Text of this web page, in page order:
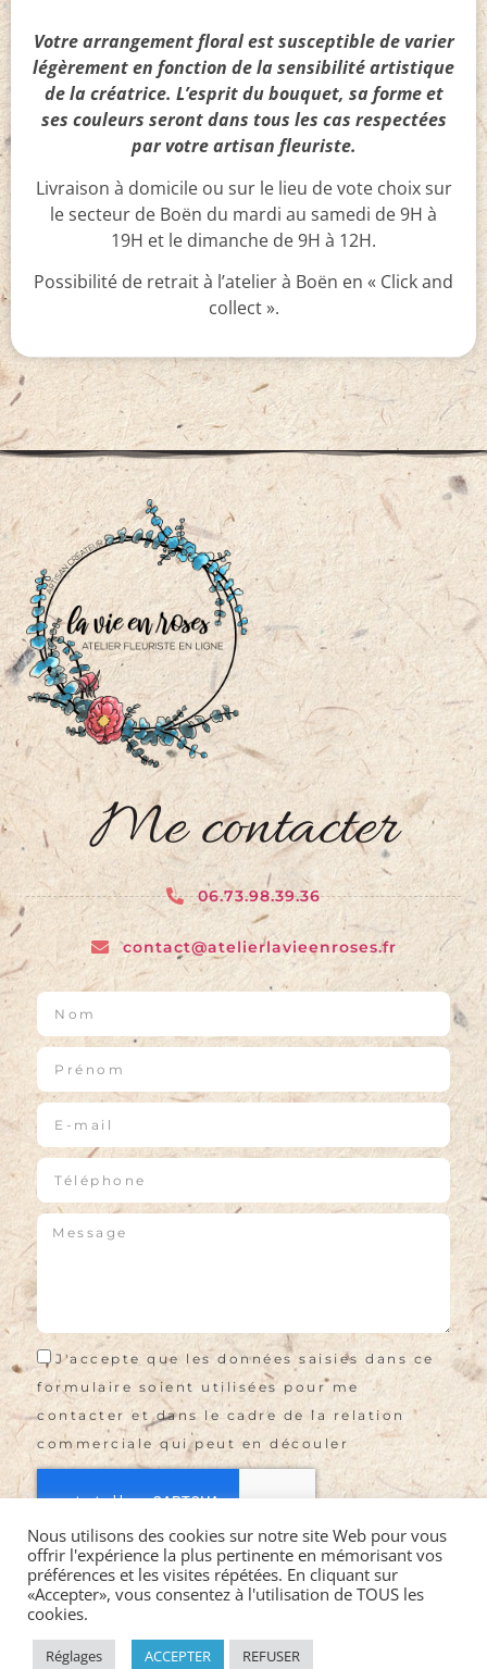
Votre arrangement floral est susceptible de varier
légèrement en fonction de la sensibilité artistique
de la créatrice. L’esprit du bouquet, sa forme et
ses couleurs seront dans tous les cas respectées
par votre artisan fleuriste.
Livraison à domicile ou sur le lieu de vote choix sur
le secteur de Boën du mardi au samedi de 9H à
19H et le dimanche de 9H à 12H.
Possibilité de retrait à l’atelier à Boën en « Click and
collect ».
Me contacter
06.73.98.39.36
contact@atelierlavieenroses.fr
J'accepte que les données saisies dans ce
formulaire soient utilisées pour me
contacter et dans le cadre de la relation
commerciale qui peut en découler
Envoyer
©2021 LA VIE EN ROSES EI |Mentions légales|CGV
Nous utilisons des cookies sur notre site Web pour vous
offrir l'expérience la plus pertinente en mémorisant vos
préférences et les visites répétées. En cliquant sur
«Accepter», vous consentez à l'utilisation de TOUS les
cookies.
Réglages ACCEPTER REFUSER